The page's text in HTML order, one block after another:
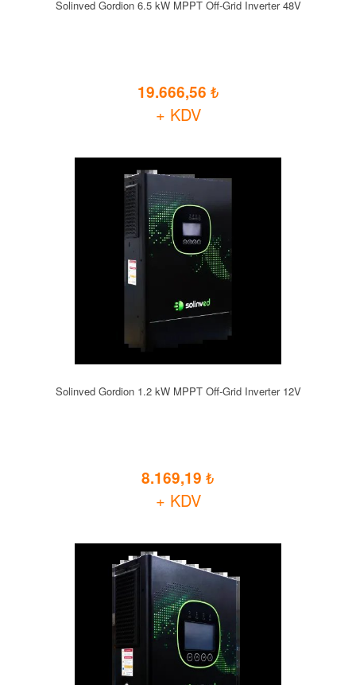
Solinved Gordion 6.5 kW MPPT Off-Grid Inverter 48V
19.666,56
+ KDV
Solinved Gordion 1.2 kW MPPT Off-Grid Inverter 12V
8.169,19
+ KDV